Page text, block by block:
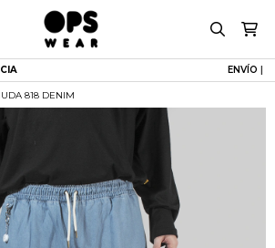
E |
818 DENIM